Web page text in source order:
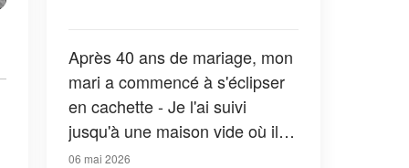
Après 40 ans de mariage, mon
mari a commencé à s'éclipser
en cachette - Je l'ai suivi
jusqu'à une maison vide où il
se rendait régulièrement, et
06 mai 2026